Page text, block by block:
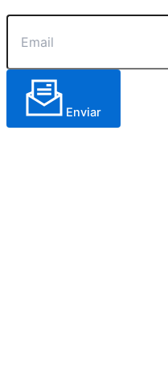
Enviar